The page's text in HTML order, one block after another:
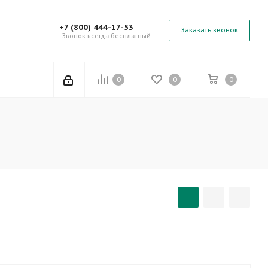
+7 (800) 444-17-53
Звонок всегда бесплатный
Заказать звонок
0 0 0